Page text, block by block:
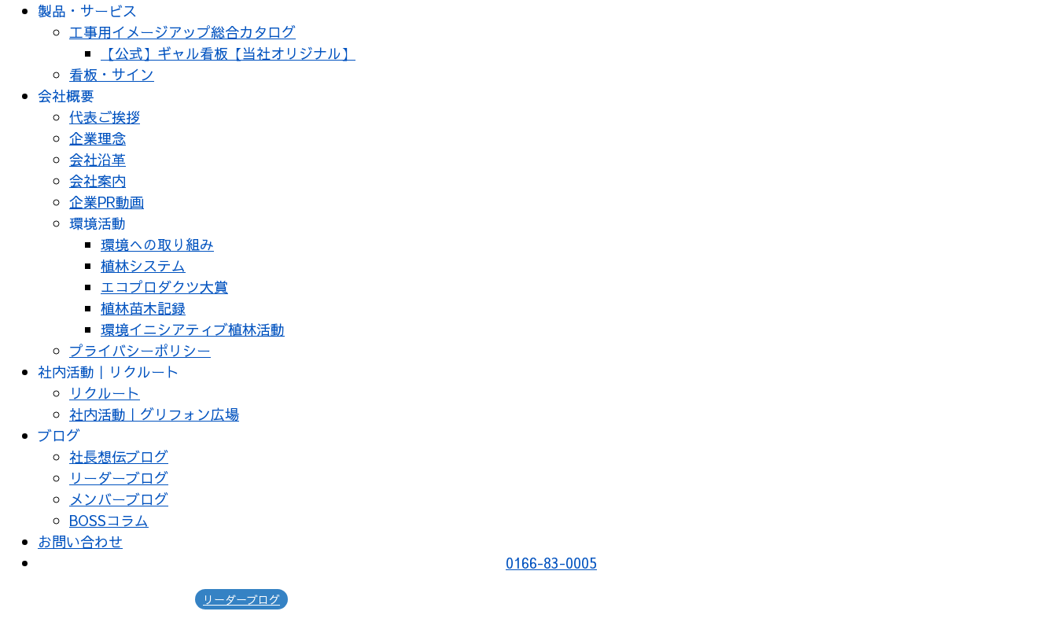
製品・サービス
工事用イメージアップ総合カタログ
【公式】ギャル看板【当社オリジナル】
看板・サイン
会社概要
代表ご挨拶
企業理念
会社沿革
会社案内
企業PR動画
環境活動
環境への取り組み
植林システム
エコプロダクツ大賞
植林苗木記録
環境イニシアティブ植林活動
プライバシーポリシー
社内活動｜リクルート
リクルート
社内活動｜グリフォン広場
ブログ
社長想伝ブログ
リーダーブログ
メンバーブログ
BOSSコラム
お問い合わせ
0166-83-0005
リーダーブログ